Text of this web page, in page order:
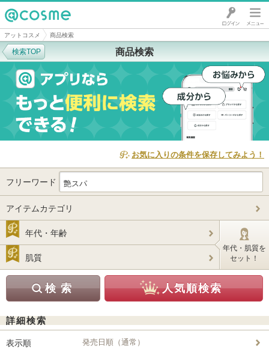
@cosme
アットコスメ 商品検索
商品検索
検索TOP
お気に入りの条件を保存してみよう！
フリーワード
アイテムカテゴリ
年代・年齢
肌質
年代・肌質を
セット！
詳細検索
表示順 発売日順（通常）